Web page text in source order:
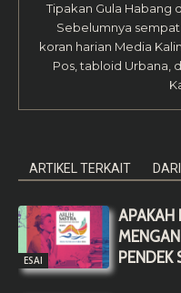
Tipakan Gula Habang
Sebelumnya
koran harian Media
Pos, tabloid Urbana,
ARTIKEL TERKAIT
ESAI
APAKAH
PENDEK